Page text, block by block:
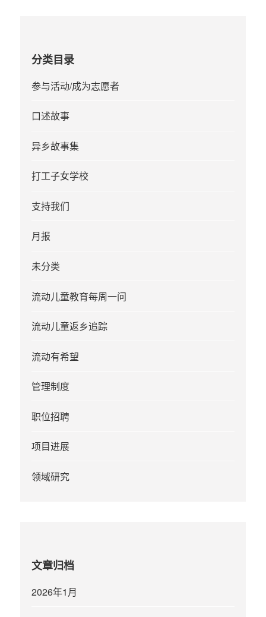
分类目录
参与活动/成为志愿者
口述故事
异乡故事集
打工子女学校
支持我们
月报
未分类
流动儿童教育每周一问
流动儿童返乡追踪
流动有希望
管理制度
职位招聘
项目进展
领域研究
文章归档
2026年1月